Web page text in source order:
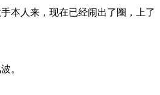
本人来，现在已经闹出了圈，上了
。